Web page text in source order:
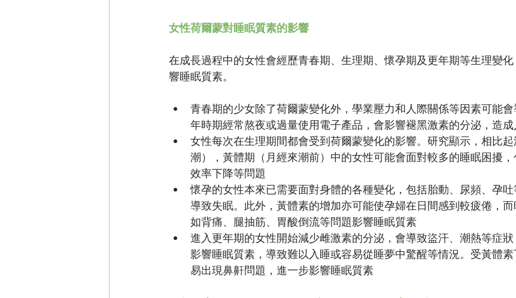
女性荷爾蒙對睡眠質素的影響
在成長過程中的女性會經歷青春期、生理期、懷孕期及更年期等生理變
響睡眠質素。
青春期的少女除了荷爾蒙變化外，學業壓力和人際關係等因素可能
年時期經常熬夜或過量使用電子產品，會影響褪黑激素的分泌，造
女性每次在生理期間都會受到荷爾蒙變化的影響。研究顯示，相比
潮），黃體期（月經來潮前）中的女性可能會面對較多的睡眠困擾
效率下降等問題
懷孕的女性本來已需要面對身體的各種變化，包括胎動、尿頻、孕
導致失眠。此外，黃體素的增加亦可能使孕婦在日間感到較疲倦，而
如背痛、腿抽筋、胃酸倒流等問題影響睡眠質素
進入更年期的女性開始減少雌激素的分泌，會導致盜汗、潮熱等症
影響睡眠質素，導致難以入睡或容易從睡夢中驚醒等情況。受黃體
易出現鼻鼾問題，進一步影響睡眠質素